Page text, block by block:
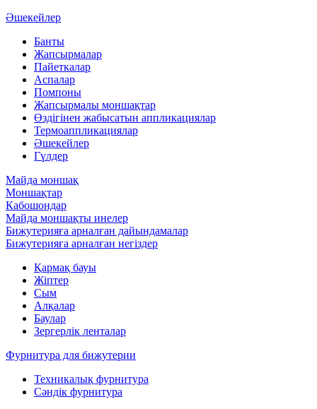
Әшекейлер
Банты
Жапсырмалар
Пайеткалар
Аспалар
Помпоны
Жапсырмалы моншақтар
Өздігінен жабысатын аппликациялар
Термоаппликациялар
Әшекейлер
Гүлдер
Майда моншақ
Моншақтар
Кабошондар
Майда моншақты инелер
Бижутерияға арналған дайындамалар
Бижутерияға арналған негіздер
Қармақ бауы
Жіптер
Сым
Алқалар
Баулар
Зергерлік ленталар
Фурнитура для бижутерии
Техникалық фурнитура
Сәндік фурнитура